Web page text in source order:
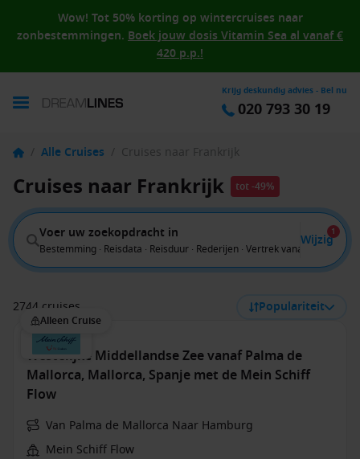
Wow! Tot 50% korting op wintercruises naar
zonbestemmingen. Boek jouw dosis Vitamin Sea al vanaf €
420 p.p.!
Krijg deskundig advies - Bel nu
020 793 30 19
/ Alle Cruises / Cruises naar Frankrijk
Cruises naar Frankrijk tot -49%
Voer uw zoekopdracht in
Bestemming · Reisdata · Reisduur · Rederijen · Vertrek vanaf
Wijzig
1
2744 cruises Populariteit
Alleen Cruise
Westelijke Middellandse Zee vanaf Palma de
Mallorca, Mallorca, Spanje met de Mein Schiff
Flow
Van Palma de Mallorca Naar Hamburg
Mein Schiff Flow